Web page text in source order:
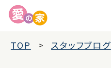
TOP スタッフブログ